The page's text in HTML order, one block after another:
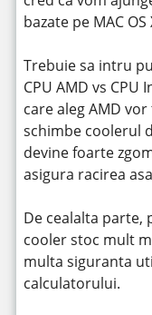
bazate pe MAC OS
Trebuie sa intru
CPU AMD vs
care aleg AMD
schimbe coolerul
devine foarte
asigura racirea
De cealalta parte,
cooler stoc mult
multa siguranta
calculatorului.